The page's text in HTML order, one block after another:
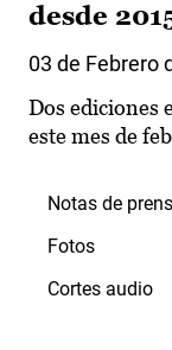
desde
03 de Febrero
Dos ediciones
este mes de
Notas de
Fotos
Cortes audio